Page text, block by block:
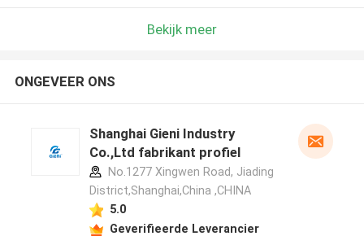
Bekijk meer
ONGEVEER ONS
Shanghai Gieni Industry
Co.,Ltd fabrikant profiel
No.1277 Xingwen Road, Jiading
District,Shanghai,China ,CHINA
5.0
Geverifieerde Leverancier